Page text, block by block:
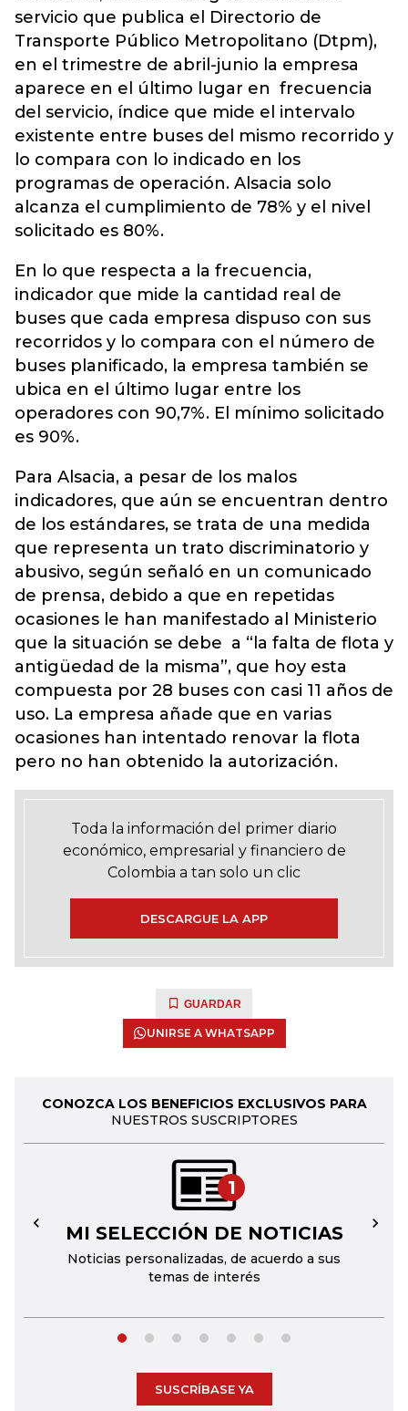
servicio que publica el Directorio de
Transporte Público Metropolitano (Dtpm),
en el trimestre de abril-junio la empresa
aparece en el último lugar en frecuencia
del servicio, índice que mide el intervalo
existente entre buses del mismo recorrido y
lo compara con lo indicado en los
programas de operación. Alsacia solo
alcanza el cumplimiento de 78% y el nivel
solicitado es 80%.
En lo que respecta a la frecuencia,
indicador que mide la cantidad real de
buses que cada empresa dispuso con sus
recorridos y lo compara con el número de
buses planificado, la empresa también se
ubica en el último lugar entre los
operadores con 90,7%. El mínimo solicitado
es 90%.
Para Alsacia, a pesar de los malos
indicadores, que aún se encuentran dentro
de los estándares, se trata de una medida
que representa un trato discriminatorio y
abusivo, según señaló en un comunicado
de prensa, debido a que en repetidas
ocasiones le han manifestado al Ministerio
que la situación se debe a “la falta de flota y
antigüedad de la misma”, que hoy esta
compuesta por 28 buses con casi 11 años de
uso. La empresa añade que en varias
ocasiones han intentado renovar la flota
pero no han obtenido la autorización.
Toda la información del primer diario
económico, empresarial y financiero de
Colombia a tan solo un clic
DESCARGUE LA APP
GUARDAR
UNIRSE A WHATSAPP
CONOZCA LOS BENEFICIOS EXCLUSIVOS PARA
NUESTROS SUSCRIPTORES
1
MI SELECCIÓN DE NOTICIAS
Noticias personalizadas, de acuerdo a sus
temas de interés
← →
SUSCRÍBASE YA